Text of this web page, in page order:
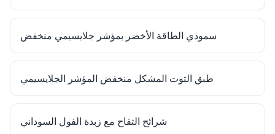
سموذي الطاقة الأخضر بمؤشر جلايسيمي منخفض
طبق التوت المشكل منخفض المؤشر الجلايسيمي
شرائح التفاح مع زبدة الفول السوداني